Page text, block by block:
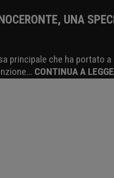
UNA
principale che ha portato
CONTINUA A